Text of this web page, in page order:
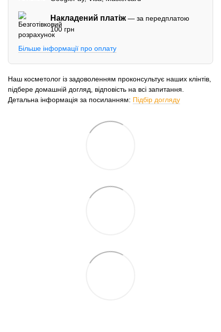
Накладений платіж— за передплатою
100 грн
Більше інформації про оплату
Наш косметолог із задоволенням проконсультує наших клінтів,
підбере домашній догляд, відповість на всі запитання.
Детальна інформація за посиланням: Підбір догляду